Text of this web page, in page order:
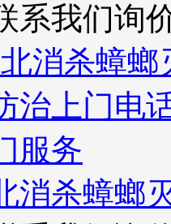
系我们询
消杀蟑螂